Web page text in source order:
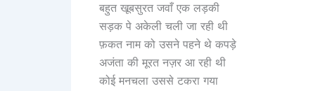
बहुत खूबसुरत जवाँ एक लड़की
सड़क पे अकेली चली जा रही थी
फ़कत नाम को उसने पहने थे कपड़े
अजंता की मूरत नज़र आ रही थी
कोई मनचला उससे टकरा गया